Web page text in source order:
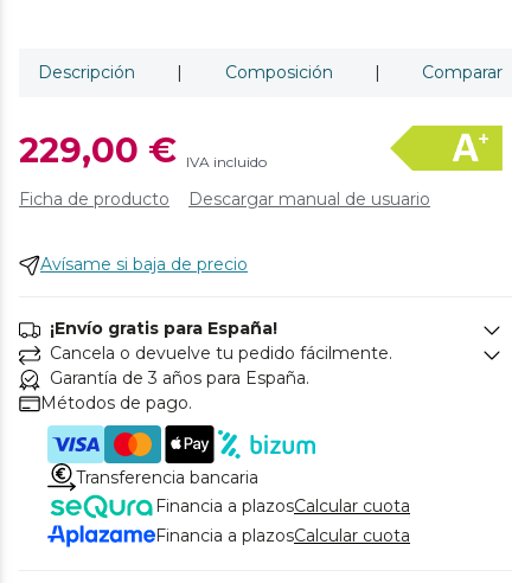
Descripción | Composición | Comparar
229,00 € IVA incluido
Ficha de producto Descargar manual de usuario
Avísame si baja de precio
¡Envío gratis para España!
Cancela o devuelve tu pedido fácilmente.
Garantía de 3 años para España.
Métodos de pago.
Transferencia bancaria
Financia a plazosCalcular cuota
Financia a plazosCalcular cuota